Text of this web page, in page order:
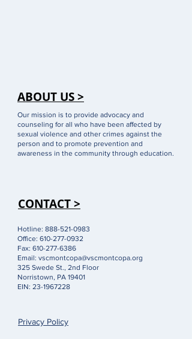
ABOUT US >
Our mission is to provide advocacy and
counseling for all who have been affected by
sexual violence and other crimes against the
person and to promote prevention and
awareness in the community through education.
CONTACT >
Hotline: 888-521-0983
Office: 610-277-0932
Fax: 610-277-6386
Email: vscmontcopa@vscmontcopa.org
325 Swede St., 2nd Floor
Norristown, PA 19401
EIN: 23-1967228
Privacy Policy